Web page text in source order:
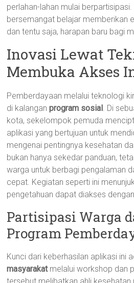
perlahan-lahan mulai
bersemangat belajar memberikan
dan tentu saja, harapan baru bagi
Inovasi Lewat
Membuka Akses
Pemberdayaan melalui teknologi
di kalanganprogram sosial. Di
kota, sekelompok pemuda
aplikasi yang bertujuan untuk
mengenai pentingnya kesehatan
bukan hanya sekedar panduan,
warga untuk berbagi pengalaman
cepat. Kegiatan seperti ini
pengetahuan dapat diakses
Partisipasi Warga
Program
Kunci dari keberhasilan aplikasi ini
masyarakatmelalui workshop dan